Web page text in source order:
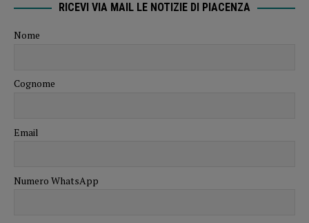
RICEVI VIA MAIL LE NOTIZIE DI PIACENZA
Nome
Cognome
Email
Numero WhatsApp